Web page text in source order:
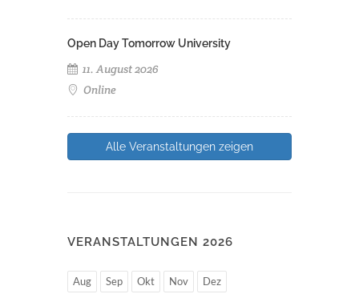
Open Day Tomorrow University
11. August 2026
Online
Alle Veranstaltungen zeigen
VERANSTALTUNGEN 2026
Aug Sep Okt Nov Dez